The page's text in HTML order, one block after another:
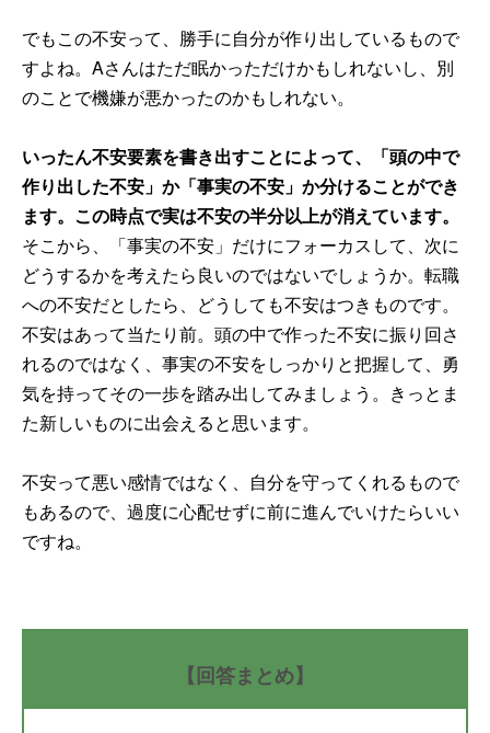
でもこの不安って、勝手に自分が作り出しているもので
すよね。Aさんはただ眠かっただけかもしれないし、別
のことで機嫌が悪かったのかもしれない。
いったん不安要素を書き出すことによって、「頭の中で
作り出した不安」か「事実の不安」か分けることができ
ます。この時点で実は不安の半分以上が消えています。
そこから、「事実の不安」だけにフォーカスして、次に
どうするかを考えたら良いのではないでしょうか。転職
への不安だとしたら、どうしても不安はつきものです。
不安はあって当たり前。頭の中で作った不安に振り回さ
れるのではなく、事実の不安をしっかりと把握して、勇
気を持ってその一歩を踏み出してみましょう。きっとま
た新しいものに出会えると思います。
不安って悪い感情ではなく、自分を守ってくれるもので
もあるので、過度に心配せずに前に進んでいけたらいい
ですね。
【回答まとめ】